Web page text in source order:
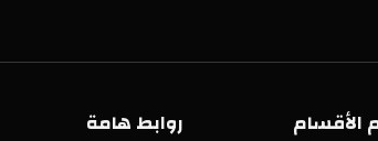
روابط هامة